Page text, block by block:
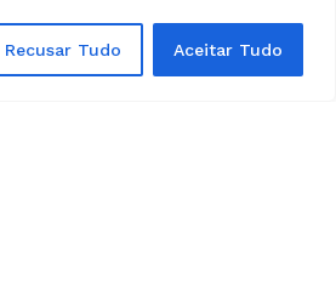
Recusar Tudo Aceitar Tudo